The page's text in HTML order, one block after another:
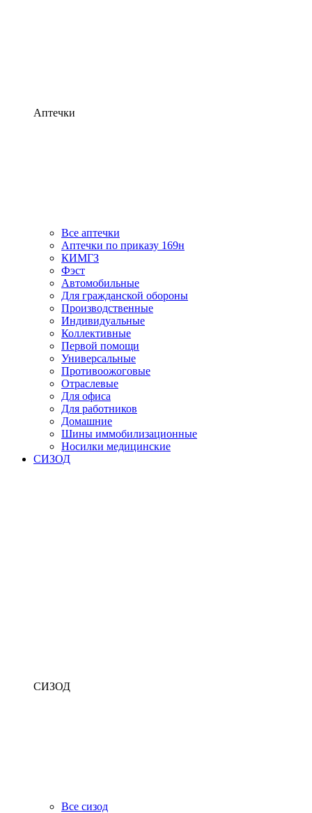
Аптечки
Все аптечки
Аптечки по приказу 169н
КИМГЗ
Фэст
Автомобильные
Для гражданской обороны
Производственные
Индивидуальные
Коллективные
Первой помощи
Универсальные
Противоожоговые
Отраслевые
Для офиса
Для работников
Домашние
Шины иммобилизационные
Носилки медицинские
СИЗОД
СИЗОД
Все сизод